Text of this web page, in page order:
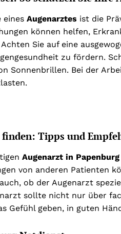
eines Augenarztes ist die
können helfen,
Sie auf eine
zu fördern.
Sonnenbrillen. Bei der
Tipps und
Augenarzt in Papenburg
von anderen Patienten
ob der Augenarzt
sollte nicht nur über
Gefühl geben, in guten